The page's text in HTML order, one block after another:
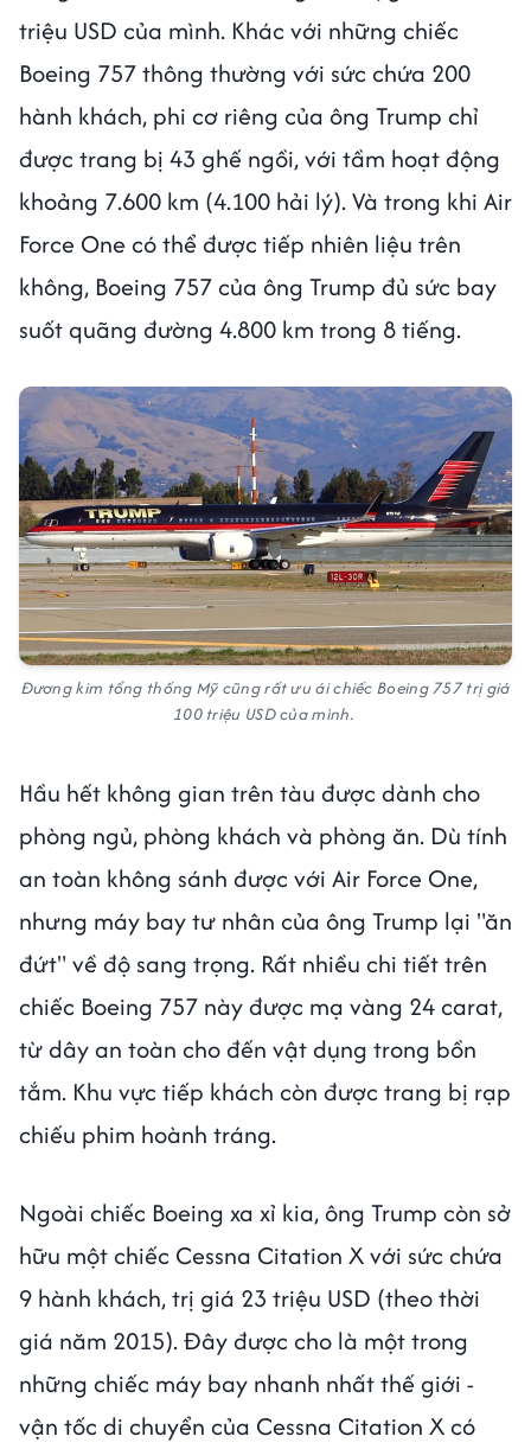
triệu USD của mình. Khác với những chiếc
Boeing 757 thông thường với sức chứa 200
hành khách, phi cơ riêng của ông Trump chỉ
được trang bị 43 ghế ngồi, với tầm hoạt động
khoảng 7.600 km (4.100 hải lý). Và trong khi Air
Force One có thể được tiếp nhiên liệu trên
không, Boeing 757 của ông Trump đủ sức bay
suốt quãng đường 4.800 km trong 8 tiếng.
Đương kim tổng thống Mỹ cũng rất ưu ái chiếc Boeing 757 trị giá
100 triệu USD của mình.
Hầu hết không gian trên tàu được dành cho
phòng ngủ, phòng khách và phòng ăn. Dù tính
an toàn không sánh được với Air Force One,
nhưng máy bay tư nhân của ông Trump lại "ăn
đứt" về độ sang trọng. Rất nhiều chi tiết trên
chiếc Boeing 757 này được mạ vàng 24 carat,
từ dây an toàn cho đến vật dụng trong bồn
tắm. Khu vực tiếp khách còn được trang bị rạp
chiếu phim hoành tráng.
Ngoài chiếc Boeing xa xỉ kia, ông Trump còn sở
hữu một chiếc Cessna Citation X với sức chứa
9 hành khách, trị giá 23 triệu USD (theo thời
giá năm 2015). Đây được cho là một trong
những chiếc máy bay nhanh nhất thế giới -
vận tốc di chuyển của Cessna Citation X có